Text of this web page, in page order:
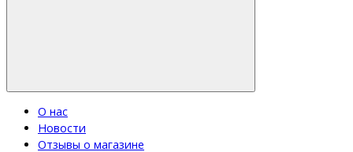
О нас
Новости
Отзывы о магазине